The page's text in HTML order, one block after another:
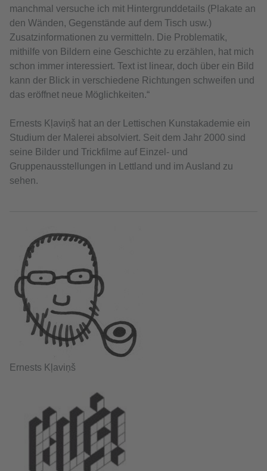
manchmal versuche ich mit Hintergrunddetails (Plakate an
den Wänden, Gegenstände auf dem Tisch usw.)
Zusatzinformationen zu vermitteln. Die Problematik,
mithilfe von Bildern eine Geschichte zu erzählen, hat mich
schon immer interessiert. Text ist linear, doch über ein Bild
kann der Blick in verschiedene Richtungen schweifen und
das eröffnet neue Möglichkeiten.“
Ernests Kļaviņš hat an der Lettischen Kunstakademie ein
Studium der Malerei absolviert. Seit dem Jahr 2000 sind
seine Bilder und Trickfilme auf Einzel- und
Gruppenausstellungen in Lettland und im Ausland zu
sehen.
Ernests Kļaviņš